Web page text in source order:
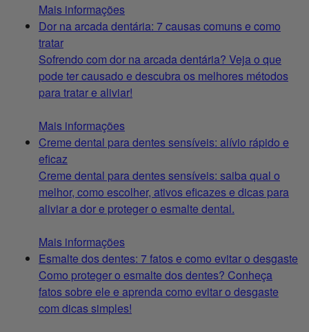
Mais informações
Dor na arcada dentária: 7 causas comuns e como
tratar
Sofrendo com dor na arcada dentária? Veja o que
pode ter causado e descubra os melhores métodos
para tratar e aliviar!
Mais informações
Creme dental para dentes sensíveis: alívio rápido e
eficaz
Creme dental para dentes sensíveis: saiba qual o
melhor, como escolher, ativos eficazes e dicas para
aliviar a dor e proteger o esmalte dental.
Mais informações
Esmalte dos dentes: 7 fatos e como evitar o desgaste
Como proteger o esmalte dos dentes? Conheça
fatos sobre ele e aprenda como evitar o desgaste
com dicas simples!